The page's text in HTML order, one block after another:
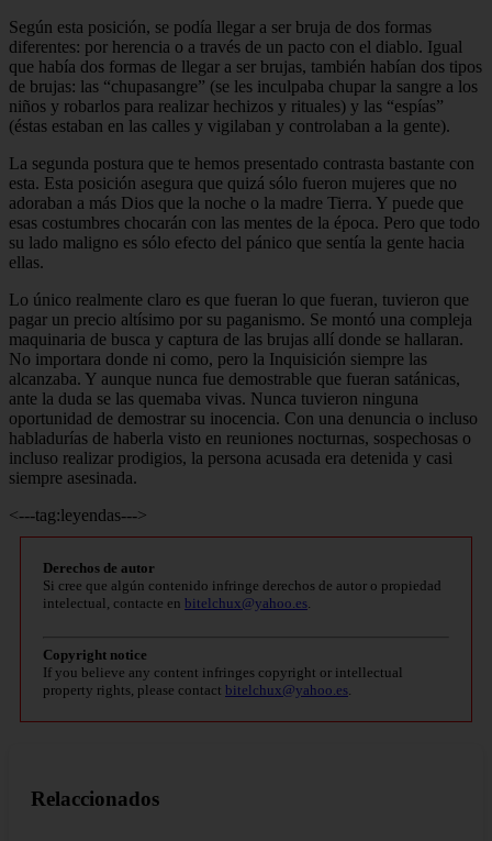
Según esta posición, se podía llegar a ser bruja de dos formas
diferentes: por herencia o a través de un pacto con el diablo. Igual
que había dos formas de llegar a ser brujas, también habían dos tipos
de brujas: las “chupasangre” (se les inculpaba chupar la sangre a los
niños y robarlos para realizar hechizos y rituales) y las “espías”
(éstas estaban en las calles y vigilaban y controlaban a la gente).
La segunda postura que te hemos presentado contrasta bastante con
esta. Esta posición asegura que quizá sólo fueron mujeres que no
adoraban a más Dios que la noche o la madre Tierra. Y puede que
esas costumbres chocarán con las mentes de la época. Pero que todo
su lado maligno es sólo efecto del pánico que sentía la gente hacia
ellas.
Lo único realmente claro es que fueran lo que fueran, tuvieron que
pagar un precio altísimo por su paganismo. Se montó una compleja
maquinaria de busca y captura de las brujas allí donde se hallaran.
No importara donde ni como, pero la Inquisición siempre las
alcanzaba. Y aunque nunca fue demostrable que fueran satánicas,
ante la duda se las quemaba vivas. Nunca tuvieron ninguna
oportunidad de demostrar su inocencia. Con una denuncia o incluso
habladurías de haberla visto en reuniones nocturnas, sospechosas o
incluso realizar prodigios, la persona acusada era detenida y casi
siempre asesinada.
<---tag:leyendas--->
Derechos de autor
Si cree que algún contenido infringe derechos de autor o propiedad
intelectual, contacte en bitelchux@yahoo.es
Copyright notice
If you believe any content infringes copyright or intellectual
property rights, please contact bitelchux@yahoo.es
Relaccionados